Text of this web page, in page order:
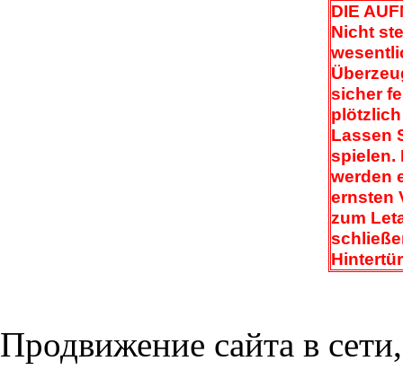
DIE
Nicht
sicher
Lassen
spielen.
werden
ernsten
zum
Продвижение сайта в